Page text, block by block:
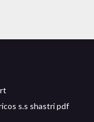
s.s shastri pdf